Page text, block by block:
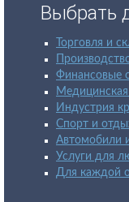
Выбрать
Торговля и
Финансовые
Индустрия
Спорт и
Автомобили
Услуги для
Для каждой